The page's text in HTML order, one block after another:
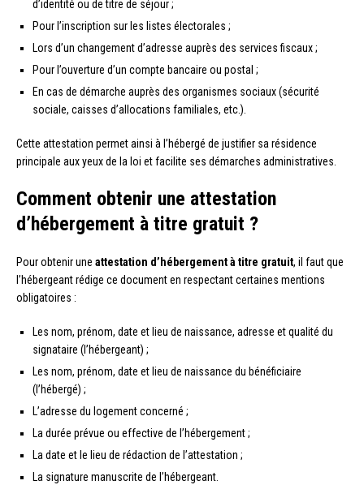
d’identité ou de titre de séjour ;
Pour l’inscription sur les listes électorales ;
Lors d’un changement d’adresse auprès des services fiscaux ;
Pour l’ouverture d’un compte bancaire ou postal ;
En cas de démarche auprès des organismes sociaux (sécurité
sociale, caisses d’allocations familiales, etc.).
Cette attestation permet ainsi à l’hébergé de justifier sa résidence
principale aux yeux de la loi et facilite ses démarches administratives.
Comment obtenir une attestation
d’hébergement à titre gratuit ?
Pour obtenir une attestation d’hébergement à titre gratuit, il faut que
l’hébergeant rédige ce document en respectant certaines mentions
obligatoires :
Les nom, prénom, date et lieu de naissance, adresse et qualité du
signataire (l’hébergeant) ;
Les nom, prénom, date et lieu de naissance du bénéficiaire
(l’hébergé) ;
L’adresse du logement concerné ;
La durée prévue ou effective de l’hébergement ;
La date et le lieu de rédaction de l’attestation ;
La signature manuscrite de l’hébergeant.